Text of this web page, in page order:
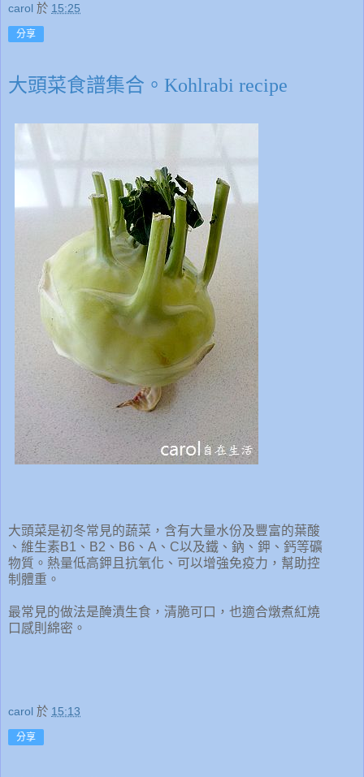
carol 於 15:25
分享
大頭菜食譜集合。Kohlrabi recipe
大頭菜是初冬常見的蔬菜，含有大量水份及豐富的葉酸
、維生素B1、B2、B6、A、C以及鐵、鈉、鉀、鈣等礦
物質。熱量低高鉀且抗氧化、可以增強免疫力，幫助控
制體重。
最常見的做法是醃漬生食，清脆可口，也適合燉煮紅燒
口感則綿密。
carol 於 15:13
分享